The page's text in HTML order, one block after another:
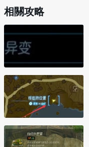
相關攻略